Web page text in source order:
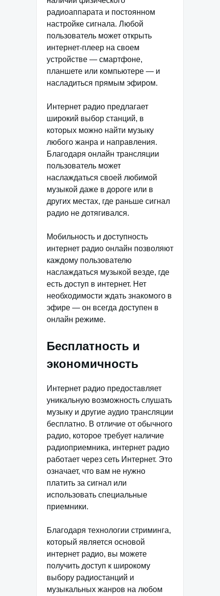
радиоаппарата и постоянном
настройке сигнала. Любой
пользователь может открыть
интернет-плеер на своем
устройстве — смартфоне,
планшете или компьютере — и
насладиться прямым эфиром.
Интернет радио предлагает
широкий выбор станций, в
которых можно найти музыку
любого жанра и направления.
Благодаря онлайн трансляции
пользователь может
наслаждаться своей любимой
музыкой даже в дороге или в
других местах, где раньше сигнал
радио не дотягивался.
Мобильность и доступность
интернет радио онлайн позволяют
каждому пользователю
наслаждаться музыкой везде, где
есть доступ в интернет. Нет
необходимости ждать знакомого в
эфире — он всегда доступен в
онлайн режиме.
Бесплатность и
экономичность
Интернет радио предоставляет
уникальную возможность слушать
музыку и другие аудио трансляции
бесплатно. В отличие от обычного
радио, которое требует наличие
радиоприемника, интернет радио
работает через сеть Интернет. Это
означает, что вам не нужно
платить за сигнал или
использовать специальные
приемники.
Благодаря технологии стриминга,
который является основой
интернет радио, вы можете
получить доступ к широкому
выбору радиостанций и
музыкальных жанров на любом